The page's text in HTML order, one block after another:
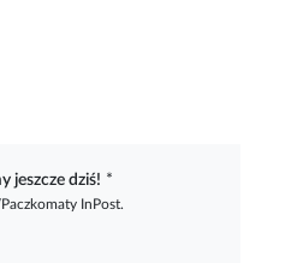
jeszcze dziś! *
InPost.